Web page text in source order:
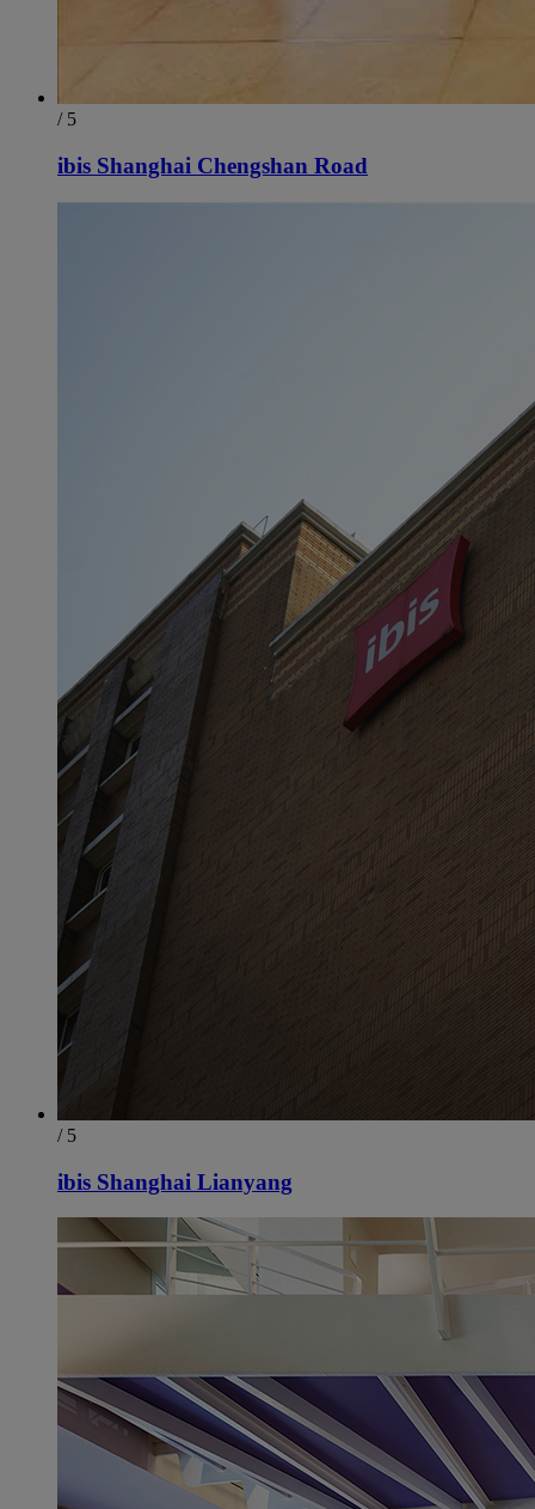
/ 5
ibis Shanghai Chengshan Road
/ 5
ibis Shanghai Lianyang